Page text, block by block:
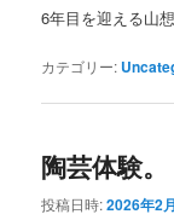
6年目を迎える山
カテゴリー:
陶芸体験。
投稿日時:2026年2